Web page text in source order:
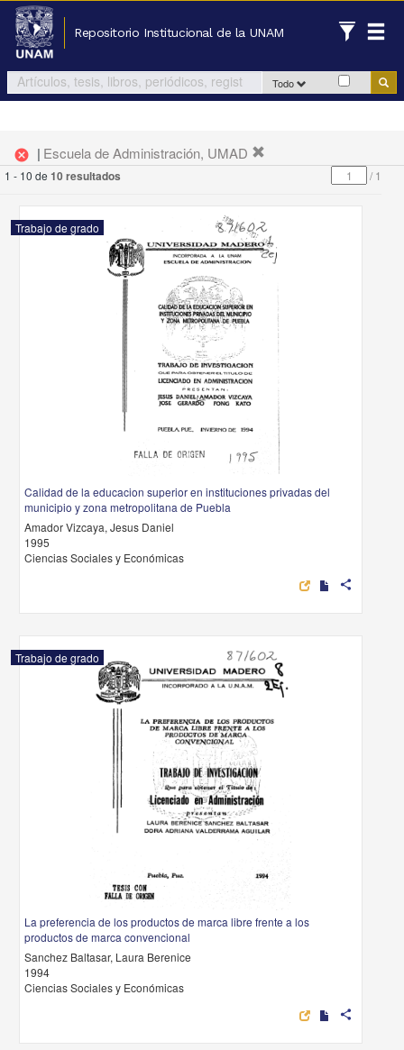
Repositorio Institucional de la UNAM
Todo
cancel | Escuela de Administración, UMAD
1 - 10 de 10 resultados /1
Trabajo de grado
Calidad de la educacion superior en instituciones privadas del
municipio y zona metropolitana de Puebla
Amador Vizcaya, Jesus Daniel
1995
Ciencias Sociales y Económicas
share
Trabajo de grado
La preferencia de los productos de marca libre frente a los
productos de marca convencional
Sanchez Baltasar, Laura Berenice
1994
Ciencias Sociales y Económicas
share